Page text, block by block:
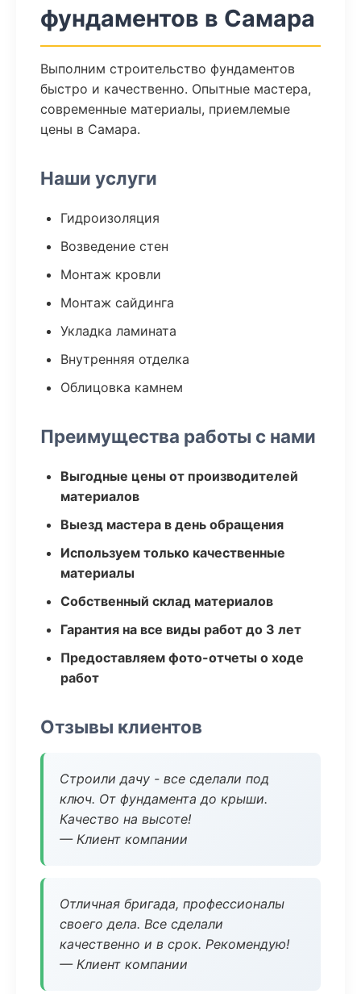
фундаментов в Самара
Выполним строительство фундаментов
быстро и качественно. Опытные мастера,
современные материалы, приемлемые
цены в Самара.
Наши услуги
Гидроизоляция
Возведение стен
Монтаж кровли
Монтаж сайдинга
Укладка ламината
Внутренняя отделка
Облицовка камнем
Преимущества работы с нами
Выгодные цены от производителей
материалов
Выезд мастера в день обращения
Используем только качественные
материалы
Собственный склад материалов
Гарантия на все виды работ до 3 лет
Предоставляем фото-отчеты о ходе
работ
Отзывы клиентов
Строили дачу - все сделали под
ключ. От фундамента до крыши.
Качество на высоте!
— Клиент компании
Отличная бригада, профессионалы
своего дела. Все сделали
качественно и в срок. Рекомендую!
— Клиент компании